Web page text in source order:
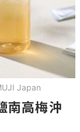
Japan
南高梅沖